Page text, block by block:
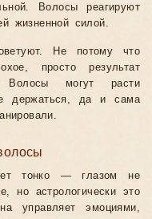
Волосы реагируют
жизненной силой.
Не потому что
просто результат
Волосы могут расти
держаться, да и сама
тонко — глазом не
но астрологически это
управляет эмоциями,